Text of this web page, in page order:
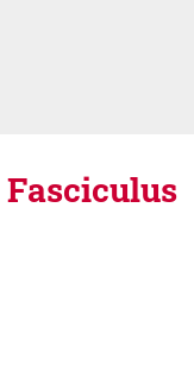
Fasciculus